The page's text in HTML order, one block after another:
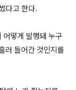
다고 한다.
어떻게 발행돼 누구
러 들어간 것인지를